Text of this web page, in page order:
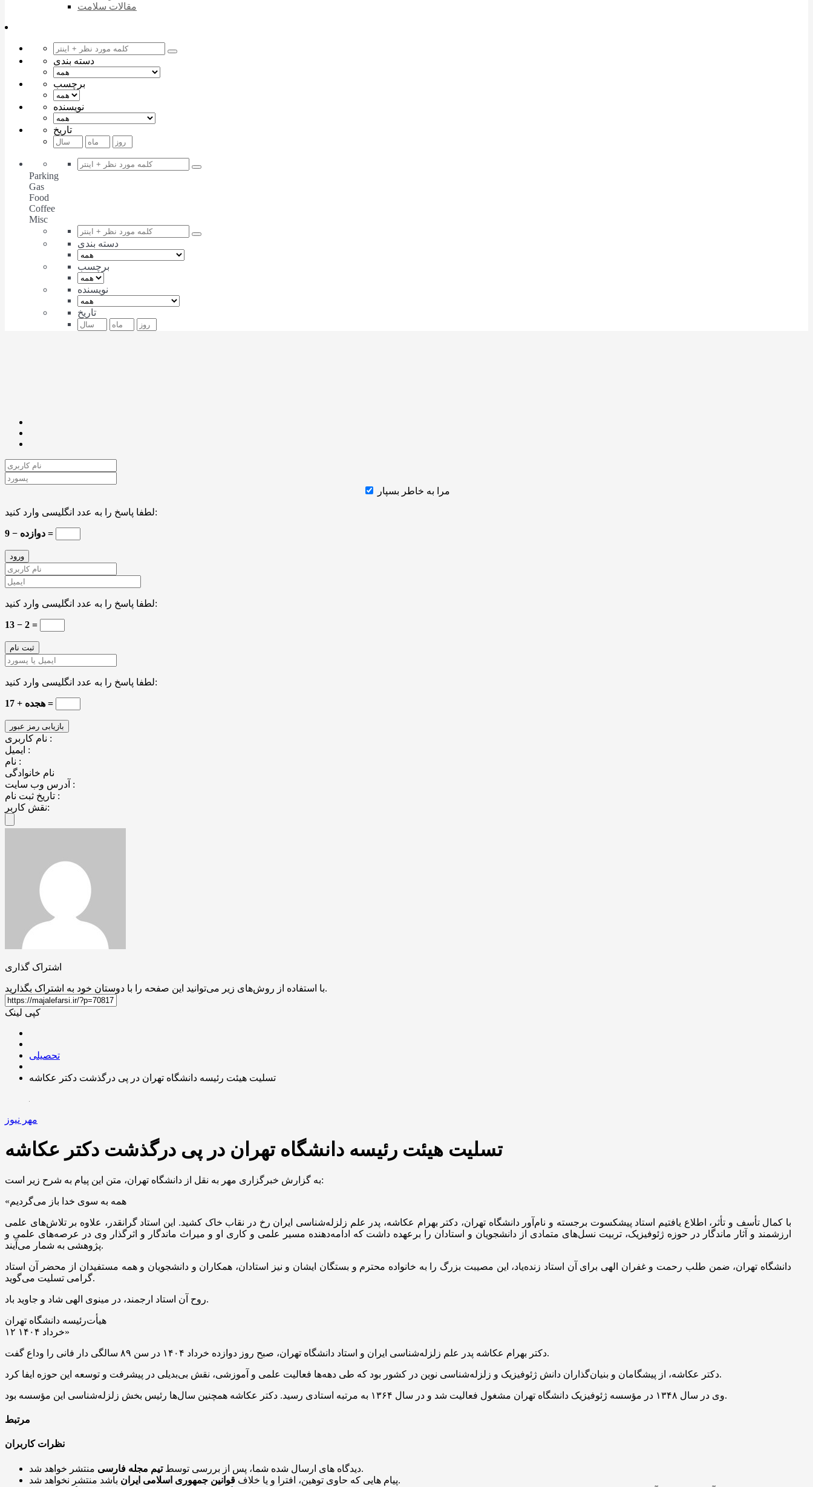
مقالات سلامت
دسته بندی
برچسب
نویسنده
تاریخ
Parking
Gas
Food
Coffee
Misc
دسته بندی
برچسب
نویسنده
تاریخ
مرا به خاطر بسپار
لطفا پاسخ را به عدد انگلیسی وارد کنید:
دوازده − 9 =
لطفا پاسخ را به عدد انگلیسی وارد کنید:
13 − 2 =
لطفا پاسخ را به عدد انگلیسی وارد کنید:
17 + هجده =
نام کاربری :
ایمیل :
نام :
نام خانوادگی
آدرس وب سایت :
تاریخ ثبت نام :
نقش کاربر:
اشتراک گذاری
با استفاده از روش‌های زیر می‌توانید این صفحه را با دوستان خود به اشتراک بگذارید.
کپی لینک
تحصیلی
تسلیت هیئت رئیسه دانشگاه تهران در پی درگذشت دکتر عکاشه
مهر نیوز
تسلیت هیئت رئیسه دانشگاه تهران در پی درگذشت دکتر عکاشه
به گزارش خبرگزاری مهر به نقل از دانشگاه تهران، متن این پیام به شرح زیر است:
«همه به سوی خدا باز می‌گردیم
با کمال تأسف و تأثر، اطلاع یافتیم استاد پیشکسوت برجسته و نام‌آور دانشگاه تهران، دکتر بهرام عکاشه، پدر علم زلزله‌شناسی ایران رخ در نقاب خاک کشید. این استاد گرانقدر، علاوه بر تلاش‌های علمی
ارزشمند و آثار ماندگار در حوزه ژئوفیزیک، تربیت نسل‌های متمادی از دانشجویان و استادان را برعهده داشت که ادامه‌دهنده مسیر علمی و کاری او و میراث ماندگار و اثرگذار وی در عرصه‌های علمی و
پژوهشی به شمار می‌آیند.
دانشگاه تهران، ضمن طلب رحمت و غفران الهی برای آن استاد زنده‌یاد، این مصیبت بزرگ را به خانواده محترم و بستگان ایشان و نیز استادان، همکاران و دانشجویان و همه مستفیدان از محضر آن استاد
گرامی تسلیت می‌گوید.
روح آن استاد ارجمند، در مینوی الهی شاد و جاوید باد.
هیأت‌رئیسه دانشگاه تهران
۱۲ خرداد ۱۴۰۴»
دکتر بهرام عکاشه پدر علم زلزله‌شناسی ایران و استاد دانشگاه تهران، صبح روز دوازده خرداد ۱۴۰۴ در سن ۸۹ سالگی دار فانی را وداع گفت.
دکتر عکاشه، از پیشگامان و بنیان‌گذاران دانش ژئوفیزیک و زلزله‌شناسی نوین در کشور بود که طی دهه‌ها فعالیت علمی و آموزشی، نقش بی‌بدیلی در پیشرفت و توسعه این حوزه ایفا کرد.
وی در سال ۱۳۴۸ در مؤسسه ژئوفیزیک دانشگاه تهران مشغول فعالیت شد و در سال ۱۳۶۴ به مرتبه استادی رسید. دکتر عکاشه همچنین سال‌ها رئیس بخش زلزله‌شناسی این مؤسسه بود.
مرتبط
نظرات کاربران
دیدگاه های ارسال شده شما، پس از بررسی توسطتیم مجله فارسی
منتشر خواهد شد.
پیام هایی که حاوی توهین، افترا و یا خلاف قوانین جمهوری اسلامی ایران
باشد منتشر نخواهد شد.